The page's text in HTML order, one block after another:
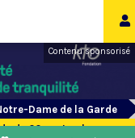
Contenu sponsorisé
Dame de la Garde
du 20 septembre